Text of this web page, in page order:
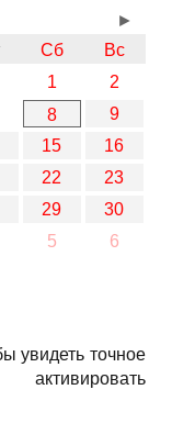
Сб
Вс
1
2
8
9
15
16
22
23
29
30
5 6
►
увидеть точное